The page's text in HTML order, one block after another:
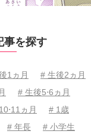
事を探す
1ヵ月
# 生後2ヵ月
# 生後5⋅6ヵ月
ヵ月
# 1歳
# 年長
# 小学生